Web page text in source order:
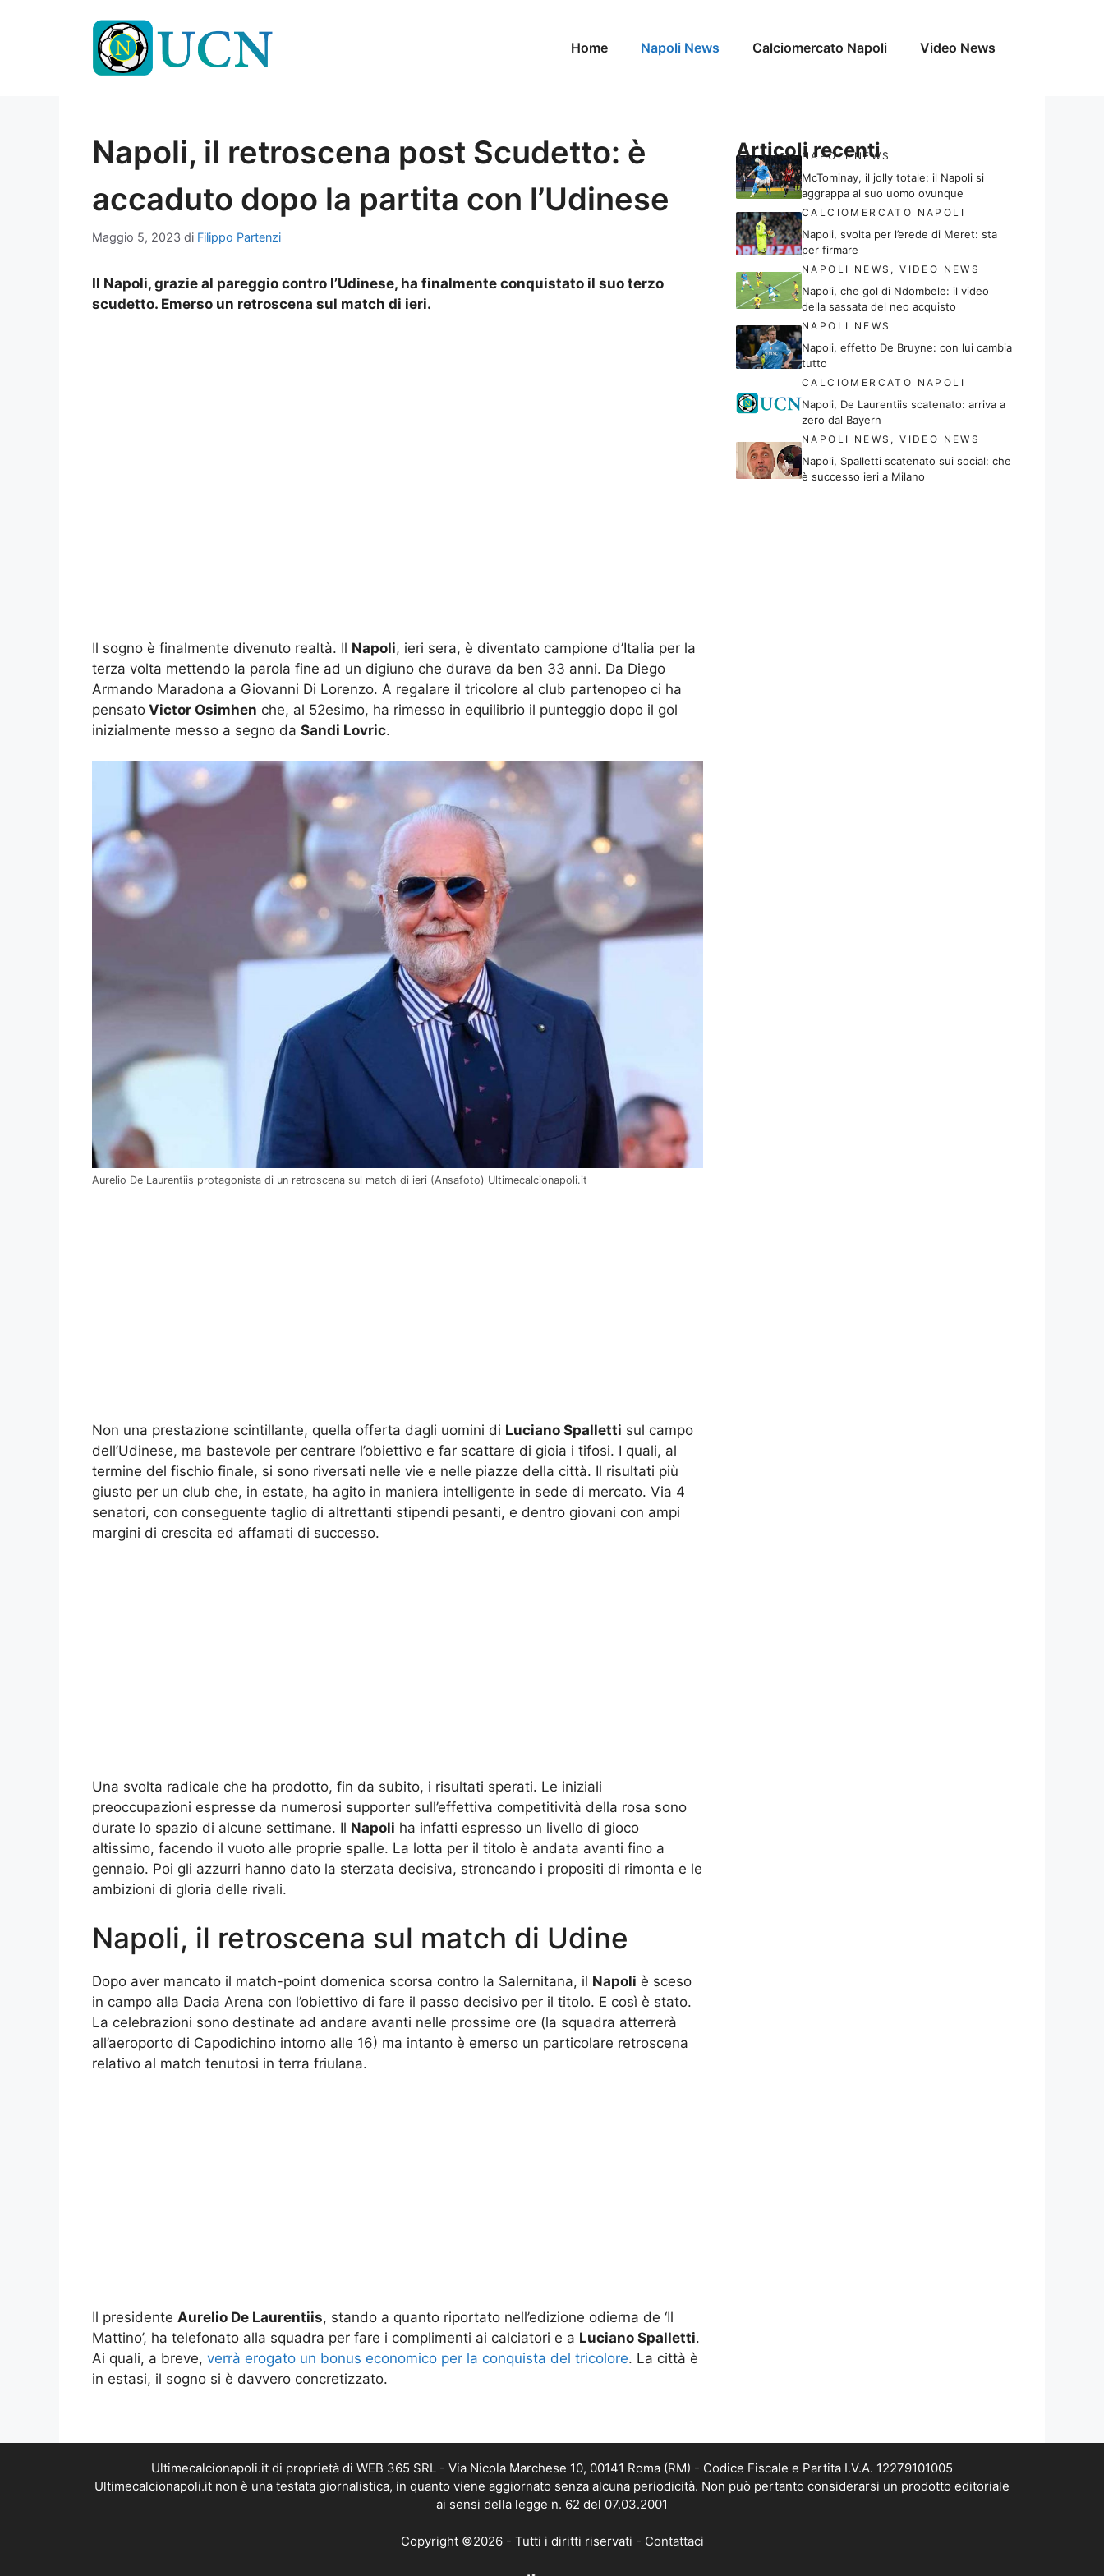
Home Napoli News Calciomercato Napoli Video News
Napoli, il retroscena post Scudetto: è
accaduto dopo la partita con l’Udinese
Maggio 5, 2023 di Filippo Partenzi
Il Napoli, grazie al pareggio contro l’Udinese, ha finalmente conquistato il suo terzo
scudetto. Emerso un retroscena sul match di ieri.
Il sogno è finalmente divenuto realtà. Il Napoli, ieri sera, è diventato campione d’Italia per la
terza volta mettendo la parola fine ad un digiuno che durava da ben 33 anni. Da Diego
Armando Maradona a Giovanni Di Lorenzo. A regalare il tricolore al club partenopeo ci ha
pensato Victor Osimhen che, al 52esimo, ha rimesso in equilibrio il punteggio dopo il gol
inizialmente messo a segno da Sandi Lovric.
Aurelio De Laurentiis protagonista di un retroscena sul match di ieri (Ansafoto) Ultimecalcionapoli.it
Non una prestazione scintillante, quella offerta dagli uomini di Luciano Spalletti sul campo
dell’Udinese, ma bastevole per centrare l’obiettivo e far scattare di gioia i tifosi. I quali, al
termine del fischio finale, si sono riversati nelle vie e nelle piazze della città. Il risultati più
giusto per un club che, in estate, ha agito in maniera intelligente in sede di mercato. Via 4
senatori, con conseguente taglio di altrettanti stipendi pesanti, e dentro giovani con ampi
margini di crescita ed affamati di successo.
Una svolta radicale che ha prodotto, fin da subito, i risultati sperati. Le iniziali
preoccupazioni espresse da numerosi supporter sull’effettiva competitività della rosa sono
durate lo spazio di alcune settimane. Il Napoli ha infatti espresso un livello di gioco
altissimo, facendo il vuoto alle proprie spalle. La lotta per il titolo è andata avanti fino a
gennaio. Poi gli azzurri hanno dato la sterzata decisiva, stroncando i propositi di rimonta e le
ambizioni di gloria delle rivali.
Napoli, il retroscena sul match di Udine
Dopo aver mancato il match-point domenica scorsa contro la Salernitana, il Napoli è sceso
in campo alla Dacia Arena con l’obiettivo di fare il passo decisivo per il titolo. E così è stato.
La celebrazioni sono destinate ad andare avanti nelle prossime ore (la squadra atterrerà
all’aeroporto di Capodichino intorno alle 16) ma intanto è emerso un particolare retroscena
relativo al match tenutosi in terra friulana.
Il presidente Aurelio De Laurentiis, stando a quanto riportato nell’edizione odierna de ‘Il
Mattino’, ha telefonato alla squadra per fare i complimenti ai calciatori e a Luciano Spalletti.
Ai quali, a breve, verrà erogato un bonus economico per la conquista del tricolore. La città è
in estasi, il sogno si è davvero concretizzato.
Articoli recenti
NAPOLI NEWS
McTominay, il jolly totale: il Napoli si
aggrappa al suo uomo ovunque
CALCIOMERCATO NAPOLI
Napoli, svolta per l’erede di Meret: sta
per firmare
NAPOLI NEWS ,VIDEO NEWS
Napoli, che gol di Ndombele: il video
della sassata del neo acquisto
NAPOLI NEWS
Napoli, effetto De Bruyne: con lui cambia
tutto
CALCIOMERCATO NAPOLI
Napoli, De Laurentiis scatenato: arriva a
zero dal Bayern
NAPOLI NEWS ,VIDEO NEWS
Napoli, Spalletti scatenato sui social: che
è successo ieri a Milano
Ultimecalcionapoli.it di proprietà di WEB 365 SRL - Via Nicola Marchese 10, 00141 Roma (RM) - Codice Fiscale e Partita I.V.A. 12279101005
Ultimecalcionapoli.it non è una testata giornalistica, in quanto viene aggiornato senza alcuna periodicità. Non può pertanto considerarsi un prodotto editoriale
ai sensi della legge n. 62 del 07.03.2001
Copyright ©2026 - Tutti i diritti riservati - Contattaci